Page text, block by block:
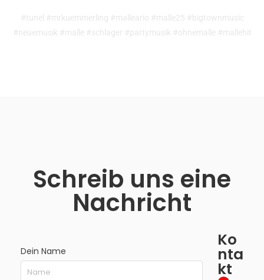
#tunel #mrkuemmerling #malleario #malle25 #bigtownmusic
#neuemusik #malle #schlager #partymusik #ohnemalle #mallehit
Schreib uns eine
Nachricht
Dein Name
Ko
nta
kt